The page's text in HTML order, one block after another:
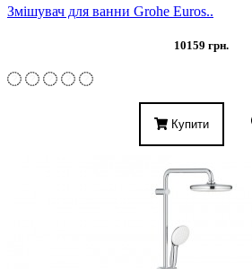
Змішувач для ванни Grohe Euros..
10159 грн.
Купити